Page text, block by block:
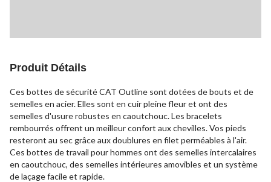
Produit Détails
Ces bottes de sécurité CAT Outline sont dotées de bouts et de
semelles en acier. Elles sont en cuir pleine fleur et ont des
semelles d'usure robustes en caoutchouc. Les bracelets
rembourrés offrent un meilleur confort aux chevilles. Vos pieds
resteront au sec grâce aux doublures en filet perméables à l'air.
Ces bottes de travail pour hommes ont des semelles intercalaires
en caoutchouc, des semelles intérieures amovibles et un système
de laçage facile et rapide.